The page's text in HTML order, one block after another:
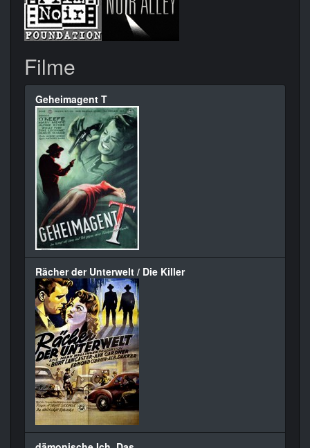
Filme
Geheimagent T
Rächer der Unterwelt / Die Killer